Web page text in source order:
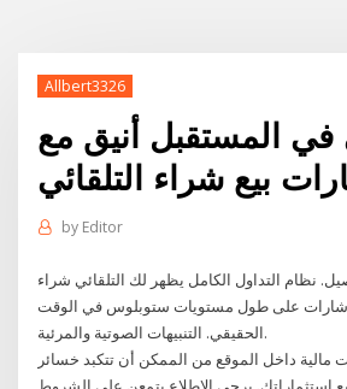
Allbert3326
المستقبل أنيق مع
بيع شراء التلقائي
by Editor
نظام التداول الكامل يظهر لك التلقائي شراء
إشارات على طول مستويات ستوبلوس في الوقت
الحقيقي. التنبيهات الصوتية والمرئية.
مالية داخل الموقع من الممكن أن تتكبد خسائر